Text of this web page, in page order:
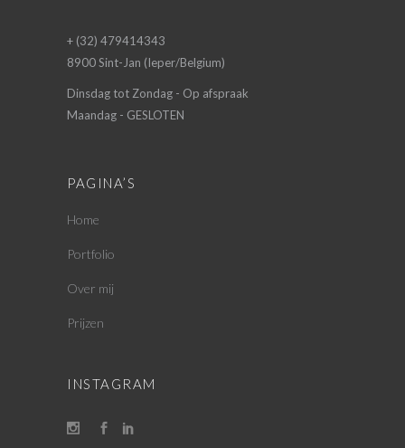
+ (32) 479414343
8900 Sint-Jan (Ieper/Belgium)
Dinsdag tot Zondag - Op afspraak
Maandag - GESLOTEN
PAGINA’S
Home
Portfolio
Over mij
Prijzen
INSTAGRAM